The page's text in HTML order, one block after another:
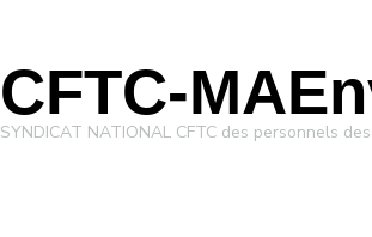
CFTC-
SYNDICAT NATIONAL CFTC des personnels